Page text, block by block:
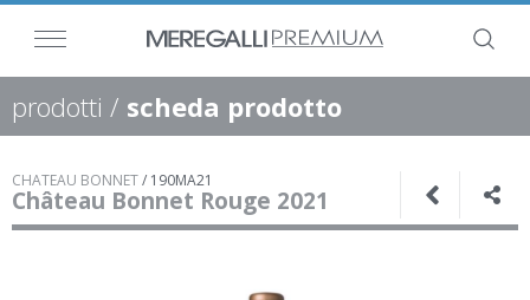
prodotti / scheda prodotto
CHATEAU BONNET/ 190MA21
Château Bonnet Rouge 2021